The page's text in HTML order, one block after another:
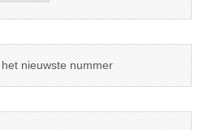
nieuwste nummer